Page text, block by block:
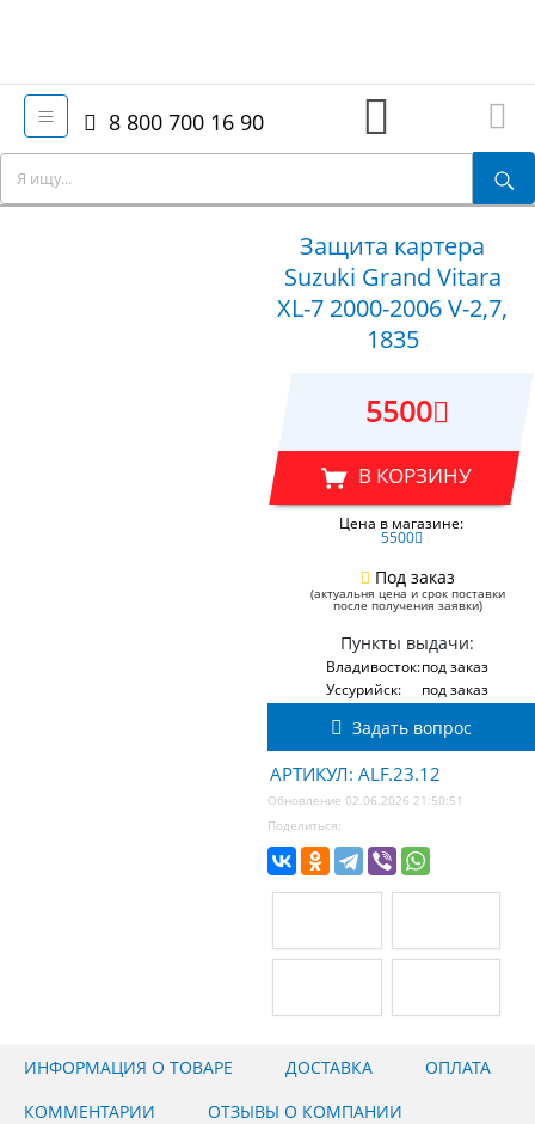
8 800 700 16 90
Защита картера
Suzuki Grand Vitara
XL-7 2000-2006 V-2,7,
1835
5500
В КОРЗИНУ
Цена в магазине:
5500
Под заказ
(актуальня цена и срок поставки
после получения заявки)
Пункты выдачи:
Владивосток:под заказ
Уссурийск:
под заказ
Задать вопрос
АРТИКУЛ: ALF.23.12
Обновление 02.06.2026 21:50:51
Поделиться:
ИНФОРМАЦИЯ О ТОВАРЕ ДОСТАВКА
ОПЛАТА
КОММЕНТАРИИ
ОТЗЫВЫ О КОМПАНИИ